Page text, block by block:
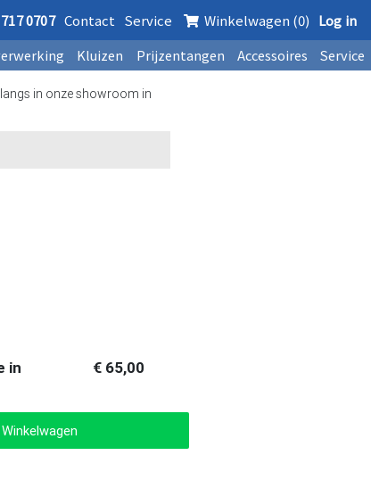
0707 Contact Service Winkelwagen (0) Log in
Kluizen Prijzentangen Accessoires Service
in onze showroom in
in
€ 65,00
Winkelwagen